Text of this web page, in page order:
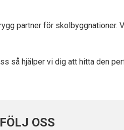
partner för skolbyggnationer.
så hjälper vi dig att hitta den
OSS